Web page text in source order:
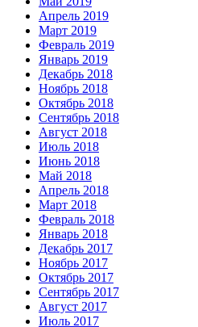
Апрель 2019
Март 2019
Февраль 2019
Январь 2019
Декабрь 2018
Ноябрь 2018
Октябрь 2018
Сентябрь 2018
Август 2018
Июль 2018
Июнь 2018
Май 2018
Апрель 2018
Март 2018
Февраль 2018
Январь 2018
Декабрь 2017
Ноябрь 2017
Октябрь 2017
Сентябрь 2017
Август 2017
Июль 2017